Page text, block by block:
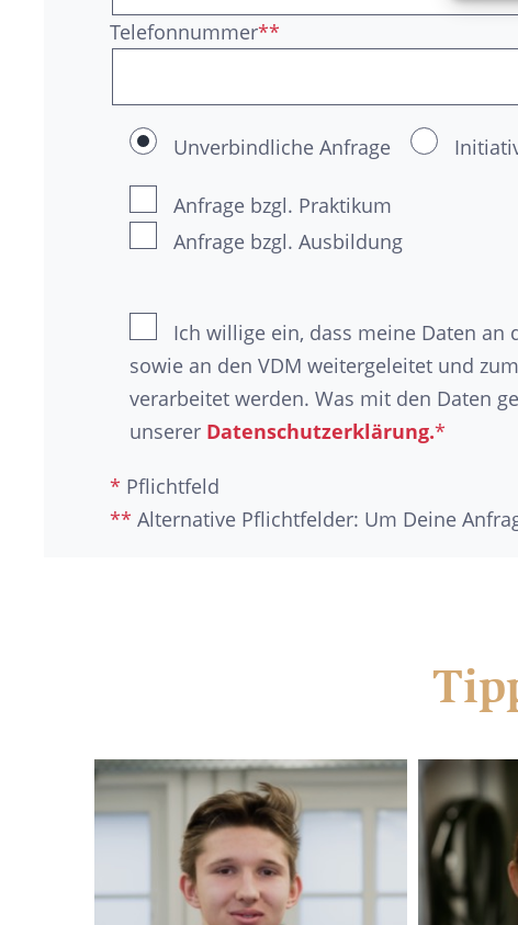
Telefonnummer**
Unverbindliche Anfrage
Anfrage bzgl. Praktikum
Anfrage bzgl. Ausbildung
Ich willige ein, dass meine Daten an
sowie an den VDM weitergeleitet und
verarbeitet werden. Was mit den Daten
unserer Datenschutzerklärung.*
* Pflichtfeld
** Alternative Pflichtfelder: Um Deine